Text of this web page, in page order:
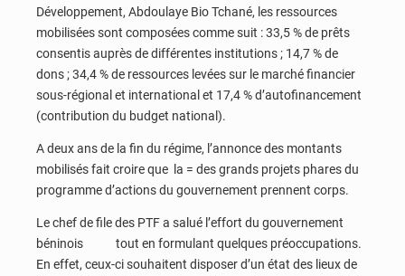
Développement, Abdoulaye Bio Tchané, les ressources
mobilisées sont composées comme suit : 33,5 % de prêts
consentis auprès de différentes institutions ; 14,7 % de
dons ; 34,4 % de ressources levées sur le marché financier
sous-régional et international et 17,4 % d’autofinancement
(contribution du budget national).
A deux ans de la fin du régime, l’annonce des montants
mobilisés fait croire que la = des grands projets phares du
programme d’actions du gouvernement prennent corps.
Le chef de file des PTF a salué l’effort du gouvernement
béninois tout en formulant quelques préoccupations.
En effet, ceux-ci souhaitent disposer d’un état des lieux de